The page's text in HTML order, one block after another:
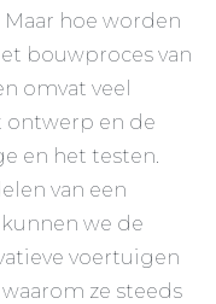
Maar hoe worden
bouwproces van
omvat veel
ontwerp en de
en het testen.
van een
we de
voertuigen
ze steeds